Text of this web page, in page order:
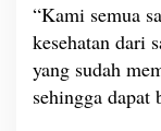
“Kami semua
kesehatan dari
yang sudah
sehingga dapat